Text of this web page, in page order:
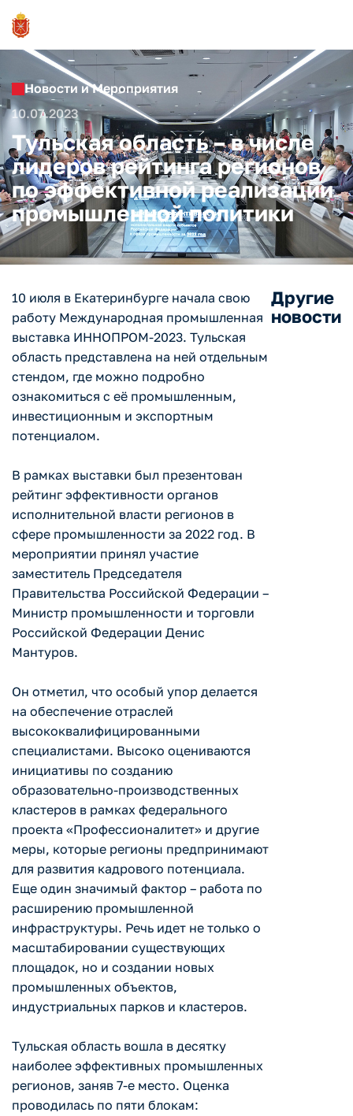
Новости и Мероприятия
10.07.2023
Тульская область – в числе
лидеров рейтинга регионов
по эффективной реализации
промышленной политики
10 июля в Екатеринбурге начала свою
работу Международная промышленная
выставка ИННОПРОМ-2023. Тульская
область представлена на ней отдельным
стендом, где можно подробно
ознакомиться с её промышленным,
инвестиционным и экспортным
потенциалом.
В рамках выставки был презентован
рейтинг эффективности органов
исполнительной власти регионов в
сфере промышленности за 2022 год. В
мероприятии принял участие
заместитель Председателя
Правительства Российской Федерации –
Министр промышленности и торговли
Российской Федерации Денис
Мантуров.
Он отметил, что особый упор делается
на обеспечение отраслей
высококвалифицированными
специалистами. Высоко оцениваются
инициативы по созданию
образовательно-производственных
кластеров в рамках федерального
проекта «Профессионалитет» и другие
меры, которые регионы предпринимают
для развития кадрового потенциала.
Еще один значимый фактор – работа по
расширению промышленной
инфраструктуры. Речь идет не только о
масштабировании существующих
площадок, но и создании новых
промышленных объектов,
индустриальных парков и кластеров.
Тульская область вошла в десятку
наиболее эффективных промышленных
регионов, заняв 7-е место. Оценка
проводилась по пяти блокам:
Другие
новости